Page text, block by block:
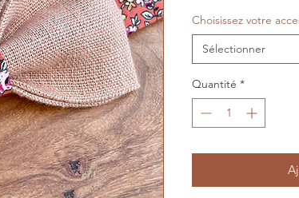
Choisissez votre
Sélectionner
Quantité *